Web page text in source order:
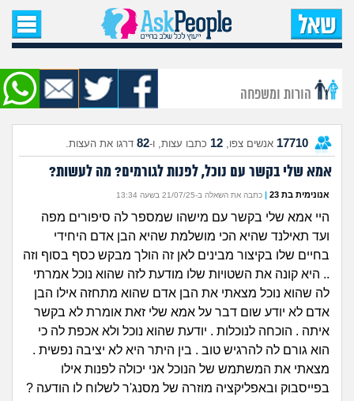
עמוד הבית
שאל שאלה
שאלות חדשות
שאלות שעוררו עניין
עצות חדשות
מה קורה כאן?
מתחם הטיפים
מדורים
זוגיות
היריון ולידה
חיפוש שאלות
הורות ומשפחה
17710 אנשים צפו, 12 כתבו עצות, ו-82 דרגו את העצות.
אמא שלי בקשר עם נוכל, לפנות לגורמים? מה לעשות?
אנונימית בת 23 | כתבה את השאלה ב-21/07/25 בשעה 13:34
היי אמא שלי בקשר עם מישהו שמספר לה סיפורים מפה
ועד תאילנד שהיא הכי מושלמת שהיא הבן אדם היחידי
בחיים שלו בקיצור מבינים לאן זה הולך מבקש כסף בסוף וזה
.. היא קונה את השטויות שלו מודעת לזה שהוא נוכל אמרתי
לה שהוא נוכל מצאתי את הבן אדם שהוא מתחזה אילו הבן
אדם לא יודע שום דבר על אמא שלי זאת אומרת לא בקשר
איתה . הוכחה לנוכלות . יודעת שהוא נוכל ולא אכפת לה כי
הוא גורם לה להרגיש טוב . בין היתר היא לא יציבה נפשית .
מצאתי את המשתמש של הנוכל אני יכולה לפנות אילו
בפייסבוק ובאפליקציה מוזרה של מסנג'ר לשלוח לו הודעה ?